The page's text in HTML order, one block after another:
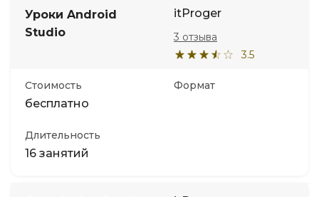
Уроки Android
Studio
itProger
3.5
3 отзыва
Стоимость
бесплатно
Формат
Длительность
16 занятий